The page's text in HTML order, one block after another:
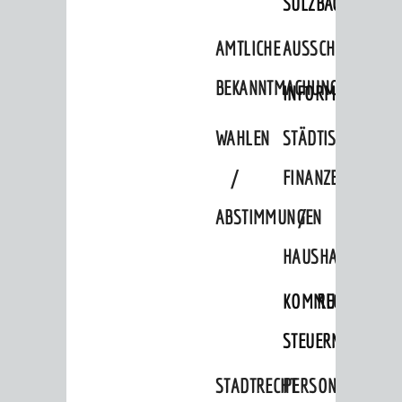
AMTLICHE
BEKANNTMACHUNGEN
WAHLEN
/
ABSTIMMUNGEN
STÄDTISCHE
FINANZEN
/
HAUSHALT
KOMMUNALE
STEUERN
STADTRECHTPERSONALRAT